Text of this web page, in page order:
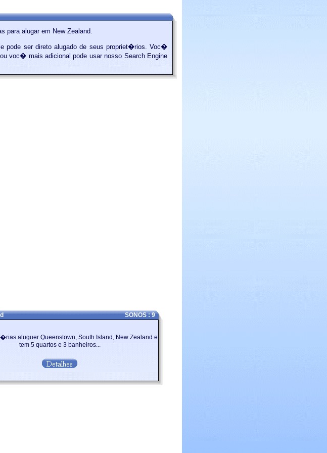
alugar em New Zealand.
ser direto alugado de seus propriet�rios. Voc�
voc� mais adicional pode usar nosso Search Engine
SONOS : 9
aluguer Queenstown, South Island, New Zealand e
tem 5 quartos e 3 banheiros...